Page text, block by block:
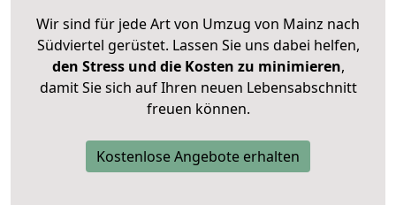
Wir sind für jede Art von Umzug von Mainz nach
Südviertel gerüstet. Lassen Sie uns dabei helfen,
den Stress und die Kosten zu minimieren,
damit Sie sich auf Ihren neuen Lebensabschnitt
freuen können.
Kostenlose Angebote erhalten